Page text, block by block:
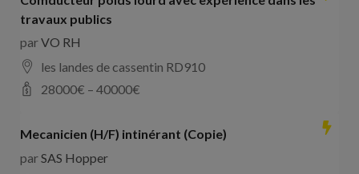
travaux publics
parVO RH
les landes de cassentin RD910
28000€ – 40000€
Mecanicien (H/F) intinérant (Copie)
parSAS Hopper